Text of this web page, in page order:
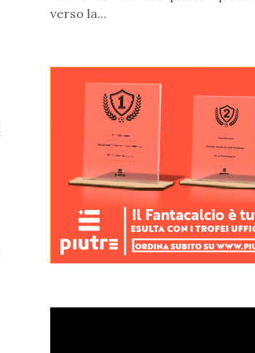
verso la...